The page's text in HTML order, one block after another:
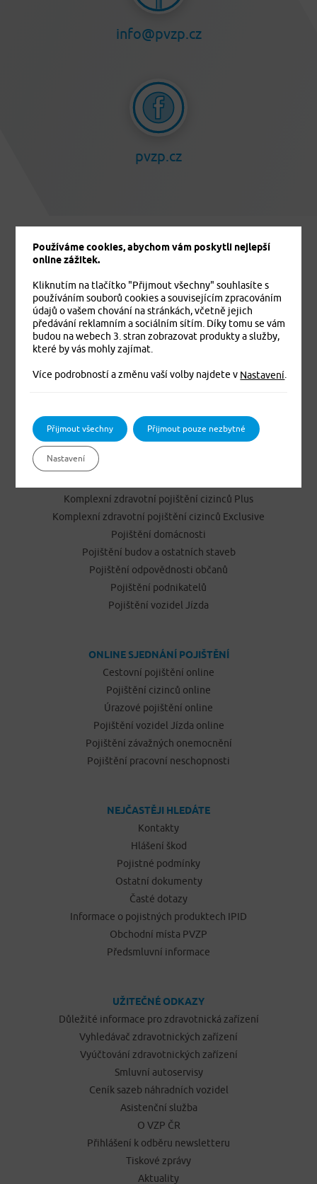
info@pvzp.cz
pvzp.cz
Jistíme vás. To je jisté
Cestovní pojištění
Dětské úrazové pojištění MEDVÍDEK
Komplexní zdravotní pojištění cizinců Plus
Komplexní zdravotní pojištění cizinců Exclusive
Pojištění domácnosti
Pojištění budov a ostatních staveb
Pojištění odpovědnosti občanů
Pojištění podnikatelů
Pojištění vozidel Jízda
ONLINE SJEDNÁNÍ POJIŠTĚNÍ
Cestovní pojištění online
Pojištění cizinců online
Úrazové pojištění online
Pojištění vozidel Jízda online
Pojištění závažných onemocnění
Pojištění pracovní neschopnosti
NEJČASTĚJI HLEDÁTE
Kontakty
Hlášení škod
Pojistné podmínky
Ostatní dokumenty
Časté dotazy
Informace o pojistných produktech IPID
Obchodní místa PVZP
Předsmluvní informace
UŽITEČNÉ ODKAZY
Důležité informace pro zdravotnická zařízení
Vyhledávač zdravotnických zařízení
Vyúčtování zdravotnických zařízení
Smluvní autoservisy
Ceník sazeb náhradních vozidel
Asistenční služba
O VZP ČR
Přihlášení k odběru newsletteru
Tiskové zprávy
Aktuality
Používáme cookies, abychom vám poskytli nejlepší
online zážitek.
Kliknutím na tlačítko "Přijmout všechny" souhlasíte s
používáním souborů cookies a souvisejícím zpracováním
údajů o vašem chování na stránkách, včetně jejich
předávání reklamním a sociálním sítím. Díky tomu se vám
budou na webech 3. stran zobrazovat produkty a služby,
které by vás mohly zajímat.
Více podrobností a změnu vaší volby najdete v Nastavení
Přijmout všechny Přijmout pouze nezbytné
Nastavení